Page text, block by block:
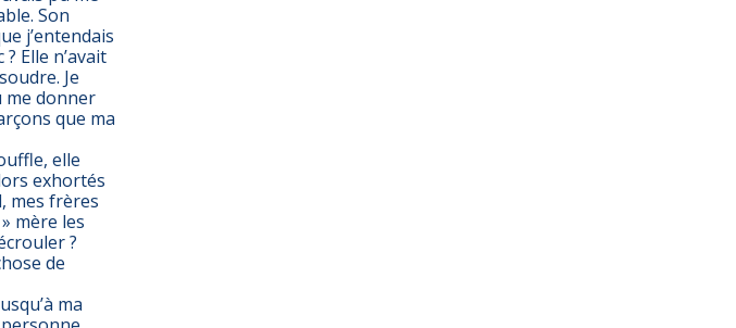
Son
j’entendais
Elle n’avait
Je
me donner
que ma
elle
exhortés
mes frères
mère les
?
de
ma